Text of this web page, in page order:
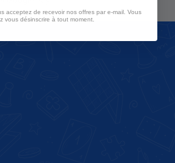
acceptez de recevoir nos offres par e-mail. Vous
vous désinscrire à tout moment.